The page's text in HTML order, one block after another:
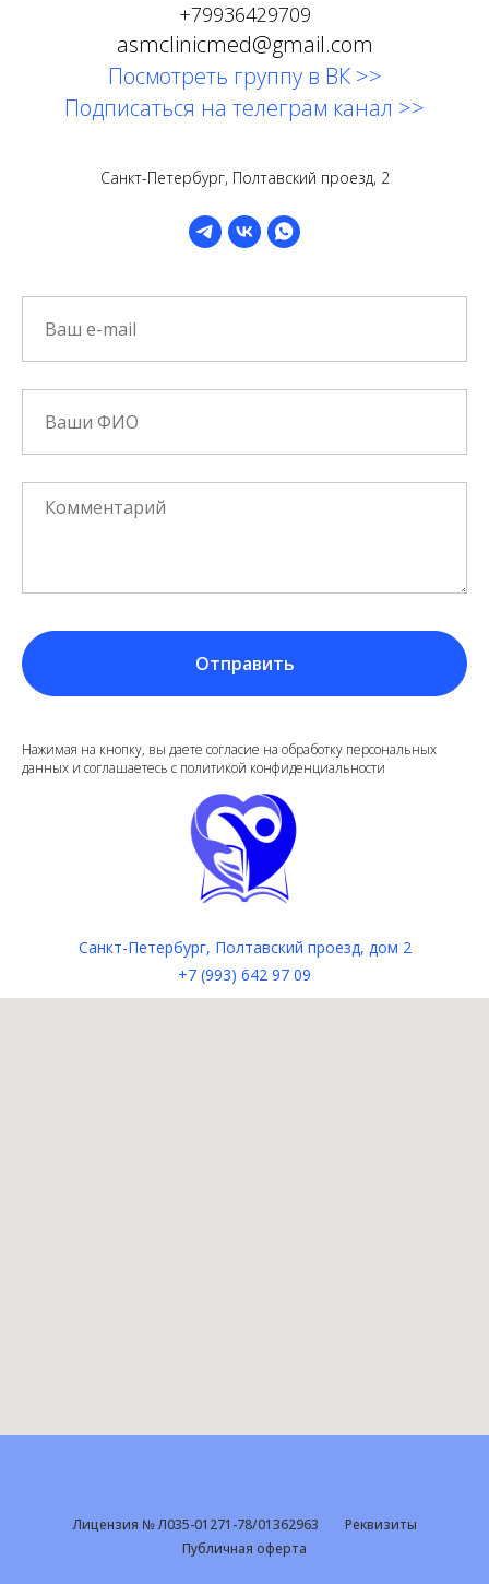
+79936429709
asmclinicmed@gmail.com
Посмотреть группу в ВК >>
Подписаться на телеграм канал >>
Санкт-Петербург, Полтавский проезд, 2
Отправить
Нажимая на кнопку, вы даете согласие на обработку персональных
данных и соглашаетесь c политикой конфиденциальности
Санкт-Петербург, Полтавский проезд, дом 2
+7 (993) 642 97 09
Лицензия № Л035-01271-78/01362963
Реквизиты
Публичная оферта